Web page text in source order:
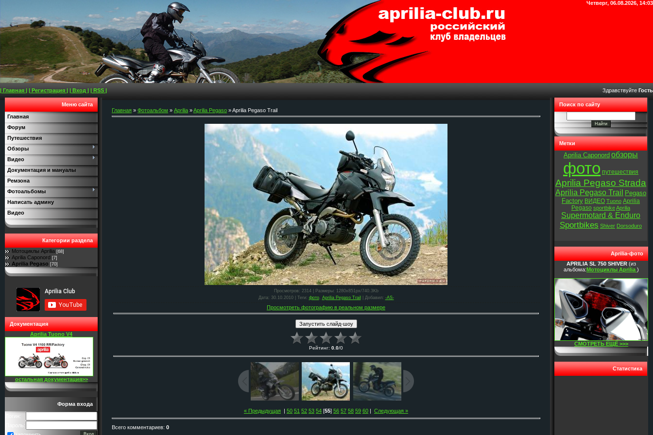
Четверг, 06.08.2026, 14:03
| Главная | | Регистрация | | Вход | | RSS | Здравствуйте Гость
Меню сайта
Главная
Форум
Путешествия
Обзоры
Видео
Документация и мануалы
Ремзона
Фотоальбомы
Написать админу
Видео
Категории раздела
Мотоциклы Aprilia [68]
Aprilia Caponord [7]
Aprilia Pegaso [70]
Документация
Aprilia Tuono V4
остальная документация>>
Форма входа
Логин:
Пароль:
Главная » Фотоальбом » Aprilia »Aprilia Pegaso » Aprilia Pegaso Trail
Просмотров: 2314 | Размеры: 1280x851px/740.3Kb
Дата : 30.10.2010 | Теги: фото, Aprilia Pegaso Trail Добавил: -АS-
Просмотреть фотографию в реальном размере
Рейтинг: 0.0/0
« Предыдущая | 50 51 52 53 54 [55] 56 57 58 59 60 | Следующая »
Всего комментариев: 0
Поиск по сайту
Метки
Aprilia Caponord обзоры
фото путешествия
Aprilia Pegaso Strada
Aprilia Pegaso Trail
Pegaso
Factory ВИДЕО Tuono Aprilia
Pegaso sportbikeAprilia
Supermotard & Enduro
Sportbikes Shiver Dorsoduro
Aprilia-фото
APRILIA SL 750 SHIVER (из
альбома:Мотоциклы Aprilia )
СМОТРЕТЬ ЕЩЁ >>>
Статистика